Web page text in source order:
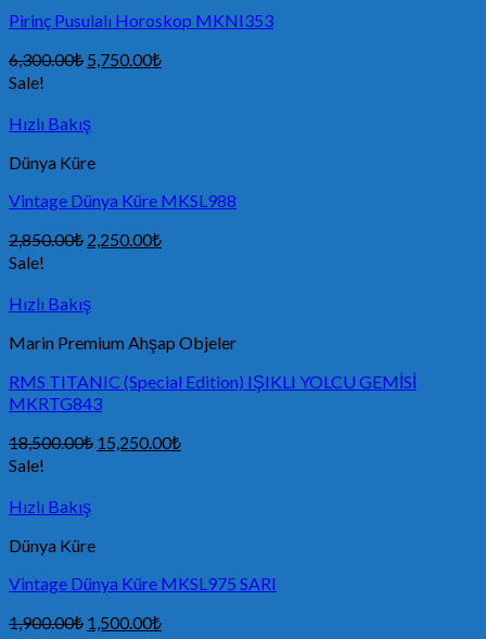
Pirinç Pusulalı Horoskop MKNI353
6,300.00₺ 5,750.00₺
Sale!
Hızlı Bakış
Dünya Küre
Vintage Dünya Küre MKSL988
2,850.00₺ 2,250.00₺
Sale!
Hızlı Bakış
Marin Premium Ahşap Objeler
RMS TITANIC (Special Edition) IŞIKLI YOLCU GEMİSİ
MKRTG843
18,500.00₺ 15,250.00₺
Sale!
Hızlı Bakış
Dünya Küre
Vintage Dünya Küre MKSL975 SARI
1,900.00₺ 1,500.00₺